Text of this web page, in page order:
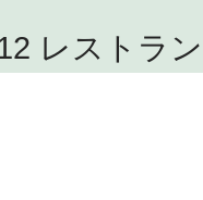
レストラ